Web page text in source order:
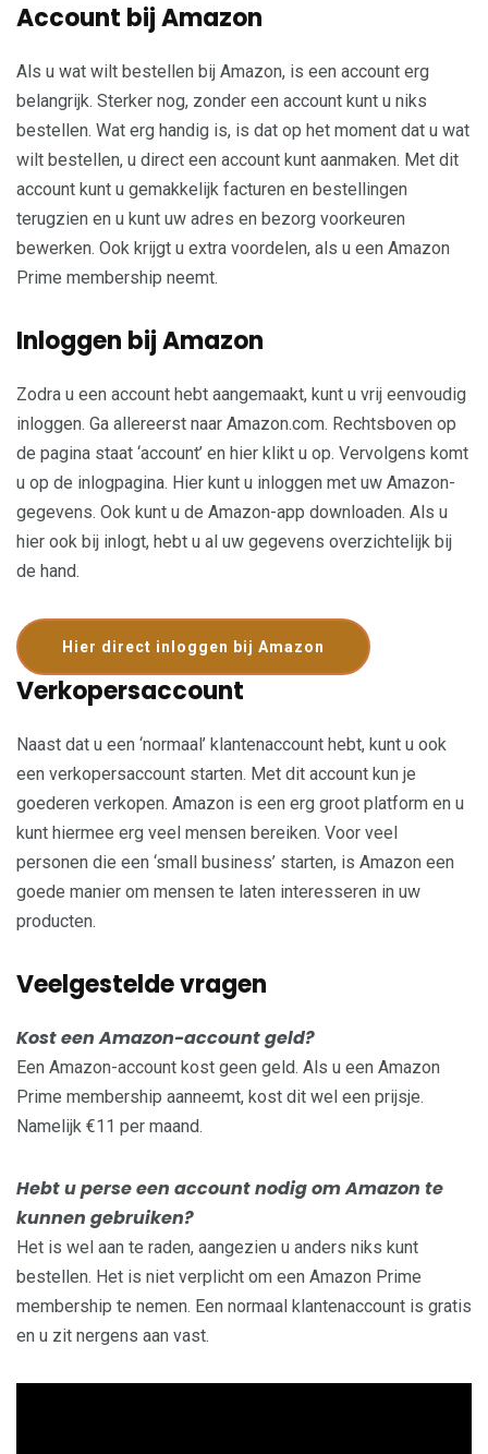
Account bij Amazon
Als u wat wilt bestellen bij Amazon, is een account erg
belangrijk. Sterker nog, zonder een account kunt u niks
bestellen. Wat erg handig is, is dat op het moment dat u wat
wilt bestellen, u direct een account kunt aanmaken. Met dit
account kunt u gemakkelijk facturen en bestellingen
terugzien en u kunt uw adres en bezorg voorkeuren
bewerken. Ook krijgt u extra voordelen, als u een Amazon
Prime membership neemt.
Inloggen bij Amazon
Zodra u een account hebt aangemaakt, kunt u vrij eenvoudig
inloggen. Ga allereerst naar Amazon.com. Rechtsboven op
de pagina staat ‘account’ en hier klikt u op. Vervolgens komt
u op de inlogpagina. Hier kunt u inloggen met uw Amazon-
gegevens. Ook kunt u de Amazon-app downloaden. Als u
hier ook bij inlogt, hebt u al uw gegevens overzichtelijk bij
de hand.
Hier direct inloggen bij Amazon
Verkopersaccount
Naast dat u een ‘normaal’ klantenaccount hebt, kunt u ook
een verkopersaccount starten. Met dit account kun je
goederen verkopen. Amazon is een erg groot platform en u
kunt hiermee erg veel mensen bereiken. Voor veel
personen die een ‘small business’ starten, is Amazon een
goede manier om mensen te laten interesseren in uw
producten.
Veelgestelde vragen
Kost een Amazon-account geld?
Een Amazon-account kost geen geld. Als u een Amazon
Prime membership aanneemt, kost dit wel een prijsje.
Namelijk €11 per maand.
Hebt u perse een account nodig om Amazon te
kunnen gebruiken?
Het is wel aan te raden, aangezien u anders niks kunt
bestellen. Het is niet verplicht om een Amazon Prime
membership te nemen. Een normaal klantenaccount is gratis
en u zit nergens aan vast.